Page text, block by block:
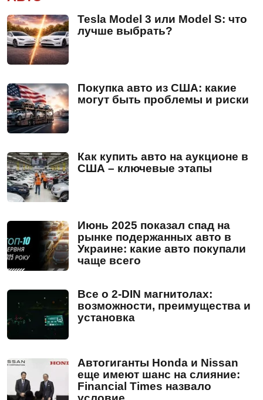
Tesla Model 3 или Model S: что
лучше выбрать?
Покупка авто из США: какие
могут быть проблемы и риски
Как купить авто на аукционе в
США – ключевые этапы
Июнь 2025 показал спад на
рынке подержанных авто в
Украине: какие авто покупали
чаще всего
Все о 2-DIN магнитолах:
возможности, преимущества и
установка
Автогиганты Honda и Nissan
еще имеют шанс на слияние:
Financial Times назвало